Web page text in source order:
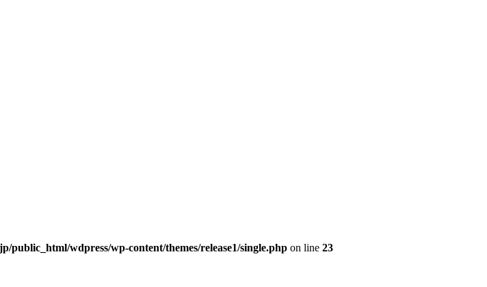
public_html/wdpress/wp-content/themes/release1/single.php on line 23